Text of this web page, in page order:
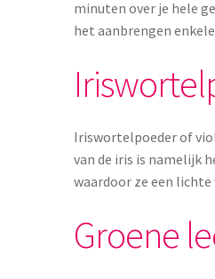
minuten over je hele
het aanbrengen
Iriswortelpoeder of
van de iris is namelijk
waardoor ze een
Groene